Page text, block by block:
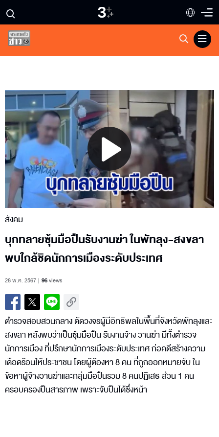
Play
Video
สังคม
บุกทลายซุ้มมือปืนรับงานฆ่า ในพัทลุง-สงขลา
พบใกล้ชิดนักการเมืองระดับประเทศ
28 พ.ค. 2567 96views
ตำรวจสอบสวนกลาง ตัดวงจรผู้มีอิทธิพลในพื้นที่จังหวัดพัทลุงและ
สงขลา หลังพบว่าเป็นซุ้มมือปืน รับงานจ้าง วานฆ่า มีทั้งตำรวจ
นักการเมือง ที่ปรึกษานักการเมืองระดับประเทศ ก่อคดีสร้างความ
เดือดร้อนให้ประชาชน โดยผู้ต้องหา 8 คน ที่ถูกออกหมายจับ ใน
ข้อหาผู้จ้างวานฆ่าและกลุ่มมือปืนรวม 8 คนปฏิเสธ ส่วน 1 คน
ครอบครองปืนสารภาพ เพราะจับปืนได้ซึ่งหน้า